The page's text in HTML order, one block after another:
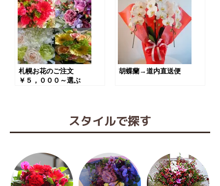
札幌お花のご注文
￥５，０００～選ぶ
胡蝶蘭→道内直送便
スタイルで探す